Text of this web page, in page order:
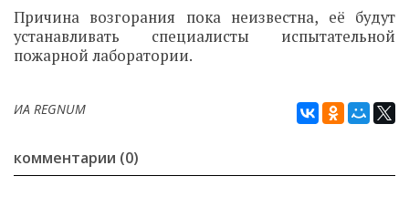
Причина возгорания пока неизвестна, её будут
устанавливать специалисты испытательной
пожарной лаборатории.
ИА REGNUM
комментарии (0)